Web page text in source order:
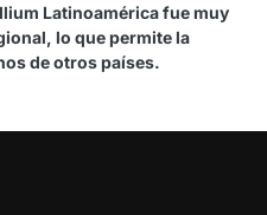
Latinoamérica fue muy
lo que permite la
de otros países.